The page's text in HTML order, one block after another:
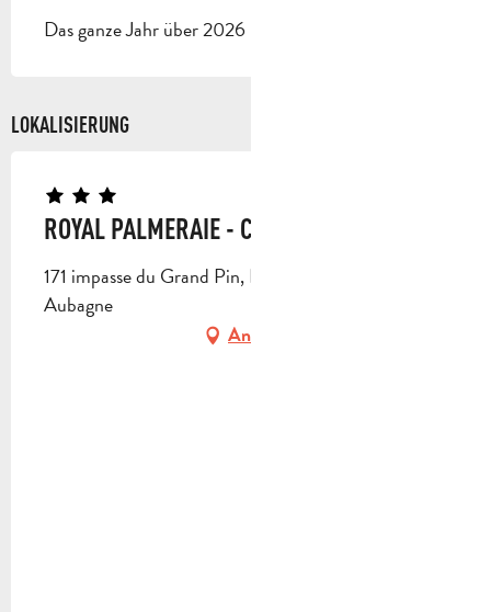
Das ganze Jahr über 2026 - Geöffnet jeden tag
LOKALISIERUNG
ROYAL PALMERAIE - COTTAGE HACIENDA
171 impasse du Grand Pin, Route d'Eoures, 13400
Aubagne
Anfahrt